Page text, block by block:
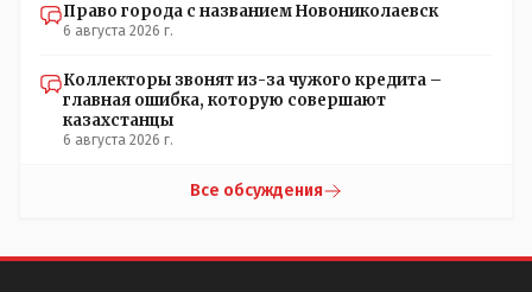
Право города с названием Новониколаевск
6 августа 2026 г.
Коллекторы звонят из-за чужого кредита –
главная ошибка, которую совершают
казахстанцы
6 августа 2026 г.
Все обсуждения